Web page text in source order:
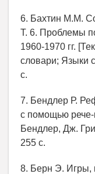
6. Бахтин М.М.
Т. 6. Проблемы
1960-1970 гг.
словари; Языки
с.
7. Бендлер Р.
с помощью рече-
Бендлер, Дж.
255 с.
8. Берн Э. Игры,